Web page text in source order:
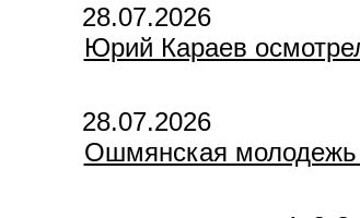
28.07.2026
Юрий Караев
28.07.2026
Ошмянская молодежь